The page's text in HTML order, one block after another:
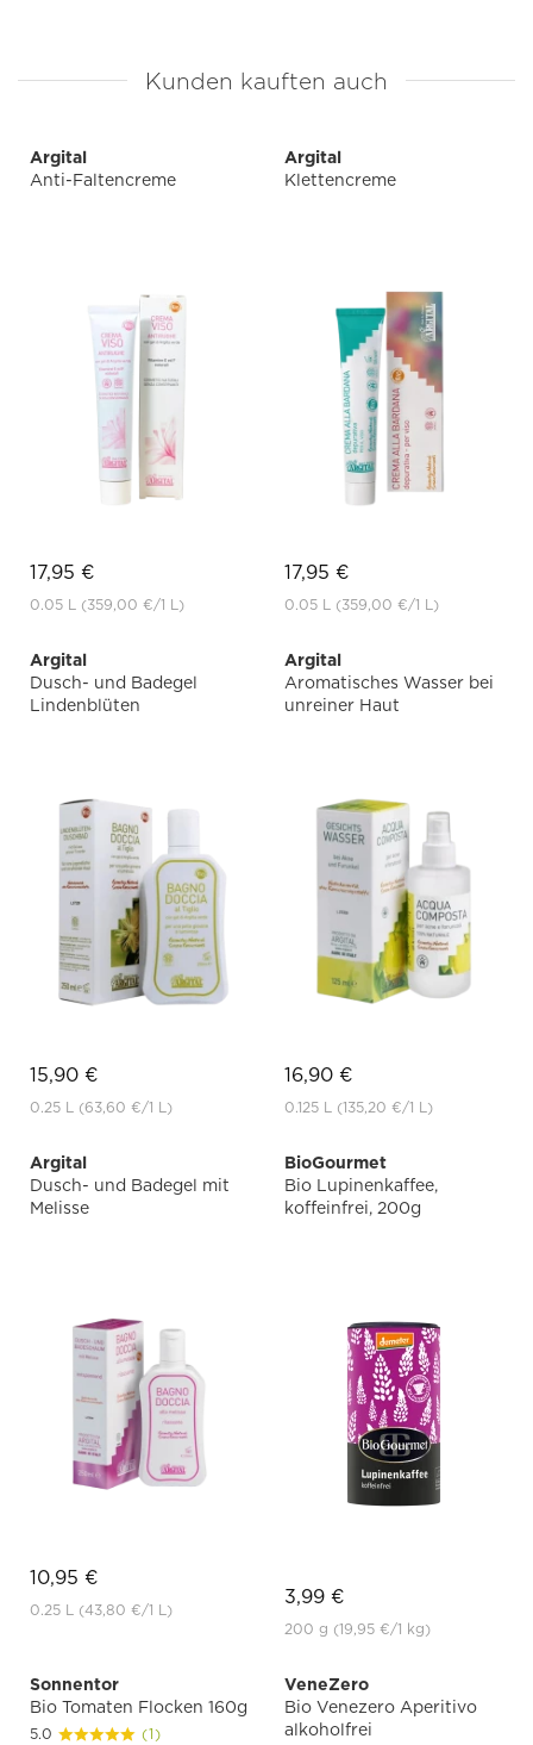
Kunden kauften auch
Argital
Anti-Faltencreme
17,95 €
0.05 L (359,00 €/1 L)
Argital
Klettencreme
17,95 €
0.05 L (359,00 €/1 L)
Argital
Dusch- und Badegel
Lindenblüten
15,90 €
0.25 L (63,60 €/1 L)
Argital
Aromatisches Wasser bei
unreiner Haut
16,90 €
0.125 L (135,20 €/1 L)
Argital
Dusch- und Badegel mit
Melisse
10,95 €
0.25 L (43,80 €/1 L)
BioGourmet
Bio Lupinenkaffee,
koffeinfrei, 200g
3,99 €
200 g (19,95 €/1 kg)
Sonnentor
Bio Tomaten Flocken 160g
5.0 (1)
VeneZero
Bio Venezero Aperitivo
alkoholfrei